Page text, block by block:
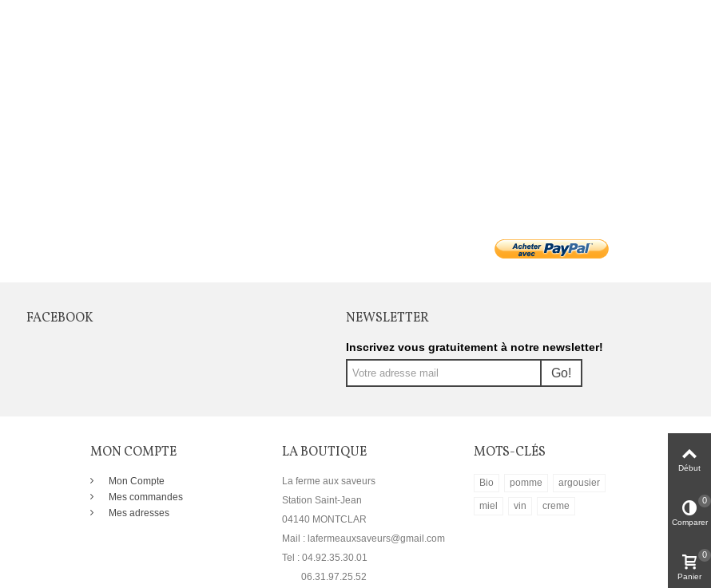
FACEBOOK NEWSLETTER
Inscrivez vous gratuitement à notre newsletter!
Go!
MON COMPTE
Mon Compte
Mes commandes
Mes adresses
LA BOUTIQUE
La ferme aux saveurs
Station Saint-Jean
04140 MONTCLAR
Mail : lafermeauxsaveurs@gmail.com
Tel : 04.92.35.30.01
06.31.97.25.52
MOTS-CLÉS
Bio pomme argousier
miel vin creme
Début
Comparer
0
Panier
0